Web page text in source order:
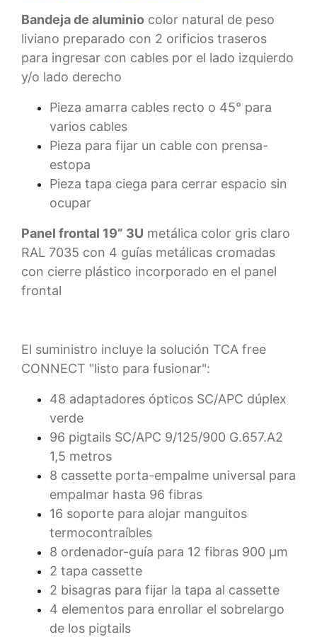
Bandeja de aluminio color natural de peso
liviano preparado con 2 orificios traseros
para ingresar con cables por el lado izquierdo
y/o lado derecho
Pieza amarra cables recto o 45° para
varios cables
Pieza para fijar un cable con prensa-
estopa
Pieza tapa ciega para cerrar espacio sin
ocupar
Panel frontal 19” 3U metálica color gris claro
RAL 7035 con 4 guías metálicas cromadas
con cierre plástico incorporado en el panel
frontal
El suministro incluye la solución TCA free
CONNECT "listo para fusionar":
48 adaptadores ópticos SC/APC dúplex
verde
96 pigtails SC/APC 9/125/900 G.657.A2
1,5 metros
8 cassette porta-empalme universal para
empalmar hasta 96 fibras
16 soporte para alojar manguitos
termocontraíbles
8 ordenador-guía para 12 fibras 900 µm
2 tapa cassette
2 bisagras para fijar la tapa al cassette
4 elementos para enrollar el sobrelargo
de los pigtails